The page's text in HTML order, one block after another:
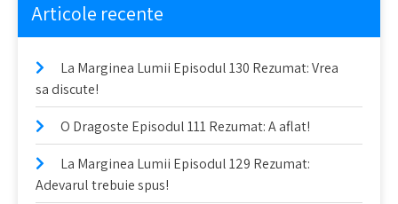
Articole recente
La Marginea Lumii Episodul 130 Rezumat: Vrea
sa discute!
O Dragoste Episodul 111 Rezumat: A aflat!
La Marginea Lumii Episodul 129 Rezumat:
Adevarul trebuie spus!